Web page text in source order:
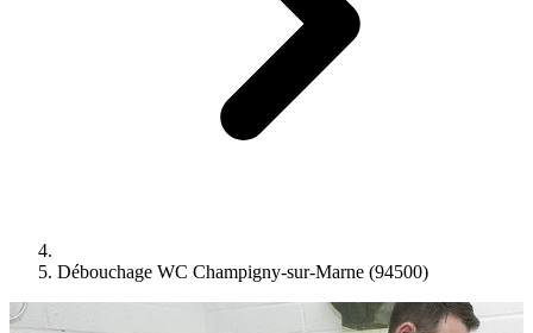
Débouchage WC Champigny-sur-Marne (94500)